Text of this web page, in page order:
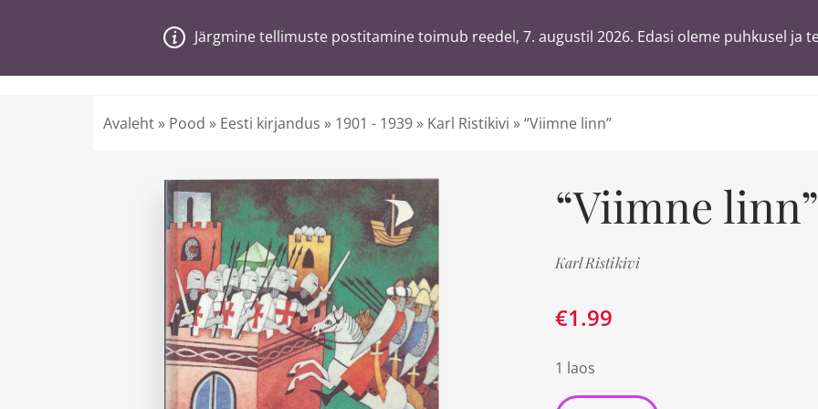
na jaHea Otsi poest märksõnaga T ä
Avaleht » Pood » Eesti kirjandus » 1901 - 1939 » Karl Ristikivi »“Viimne linn”
“Viimne linn”
Karl Ristikivi
€1.99
1 laos
Järgmine tellimuste postitamine toimub reedel, 7. augustil 2026. Edasi oleme puhkusel ja
Järgmine tellimuste postitamine toimub reedel, 7. augustil 2026. Edasi oleme puhkusel ja